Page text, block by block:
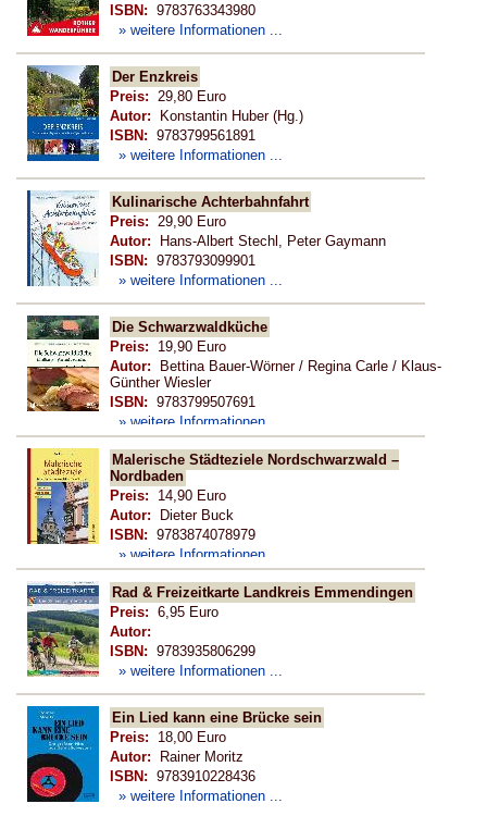
ISBN: 9783763343980
» weitere Informationen ...
Der Enzkreis
Preis: 29,80 Euro
Autor: Konstantin Huber (Hg.)
ISBN: 9783799561891
» weitere Informationen ...
Kulinarische Achterbahnfahrt
Preis: 29,90 Euro
Autor: Hans-Albert Stechl, Peter Gaymann
ISBN: 9783793099901
» weitere Informationen ...
Die Schwarzwaldküche
Preis: 19,90 Euro
Autor: Bettina Bauer-Wörner / Regina Carle / Klaus-
Günther Wiesler
ISBN: 9783799507691
» weitere Informationen ...
Malerische Städteziele Nordschwarzwald –
Nordbaden
Preis: 14,90 Euro
Autor: Dieter Buck
ISBN: 9783874078979
» weitere Informationen ...
Rad & Freizeitkarte Landkreis Emmendingen
Preis: 6,95 Euro
Autor:
ISBN: 9783935806299
» weitere Informationen ...
Ein Lied kann eine Brücke sein
Preis: 18,00 Euro
Autor: Rainer Moritz
ISBN: 9783910228436
» weitere Informationen ...